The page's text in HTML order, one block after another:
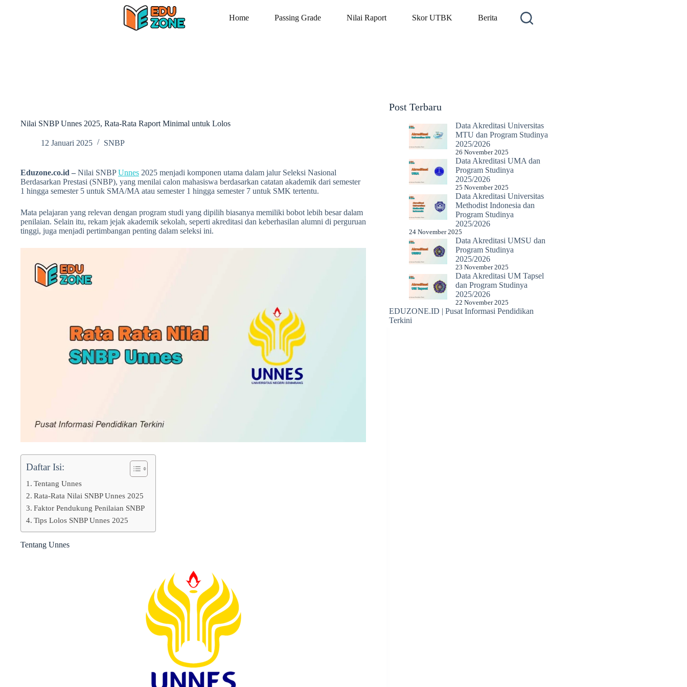
Home Passing Grade Nilai Raport Skor UTBK Berita
Nilai SNBP Unnes 2025, Rata-Rata Raport Minimal untuk Lolos
12 Januari 2025 SNBP
Eduzone.co.id – Nilai SNBPUnnes 2025 menjadi komponen utama dalam jalur Seleksi Nasional
Berdasarkan Prestasi (SNBP), yang menilai calon mahasiswa berdasarkan catatan akademik dari semester
1 hingga semester 5 untuk SMA/MA atau semester 1 hingga semester 7 untuk SMK tertentu.
Mata pelajaran yang relevan dengan program studi yang dipilih biasanya memiliki bobot lebih besar dalam
penilaian. Selain itu, rekam jejak akademik sekolah, seperti akreditasi dan keberhasilan alumni di perguruan
tinggi, juga menjadi pertimbangan penting dalam seleksi ini.
Daftar Isi:
Tentang Unnes
Rata-Rata Nilai SNBP Unnes 2025
Faktor Pendukung Penilaian SNBP
Tips Lolos SNBP Unnes 2025
Tentang Unnes
Post Terbaru
Data Akreditasi Universitas
MTU dan Program Studinya
2025/2026
26 November 2025
Data Akreditasi UMA dan
Program Studinya
2025/2026
25 November 2025
Data Akreditasi Universitas
Methodist Indonesia dan
Program Studinya
2025/2026
24 November 2025
Data Akreditasi UMSU dan
Program Studinya
2025/2026
23 November 2025
Data Akreditasi UM Tapsel
dan Program Studinya
2025/2026
22 November 2025
EDUZONE.ID | Pusat Informasi Pendidikan
Terkini